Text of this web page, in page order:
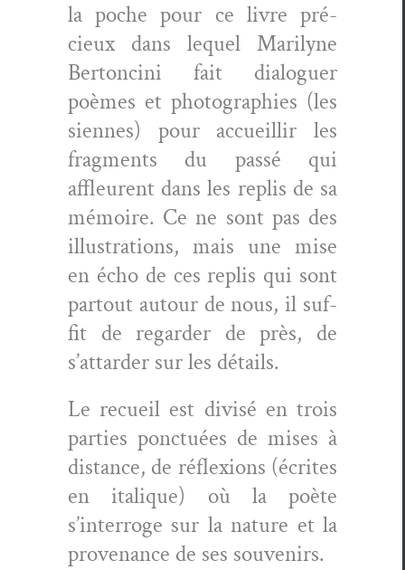
la poche pour ce livre pré­
cieux dans lequel Mar­i­lyne
Bertonci­ni fait dia­loguer
poèmes et pho­togra­phies (les
siennes) pour accueil­lir les
frag­ments du passé qui
affleurent dans les replis de sa
mémoire. Ce ne sont pas des
illus­tra­tions, mais une mise
en écho de ces replis qui sont
partout autour de nous, il suf­
fit de regarder de près, de
s’attarder sur les détails.
Le recueil est divisé en trois
par­ties ponc­tuées de mis­es à
dis­tance, de réflex­ions (écrites
en italique) où la poète
s’interroge sur la nature et la
prove­nance de ses sou­venirs.